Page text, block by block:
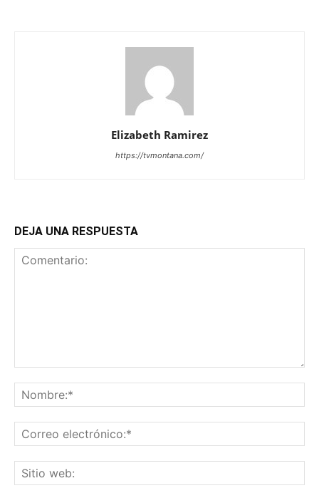
Elizabeth Ramirez
https://tvmontana.com/
DEJA UNA RESPUESTA